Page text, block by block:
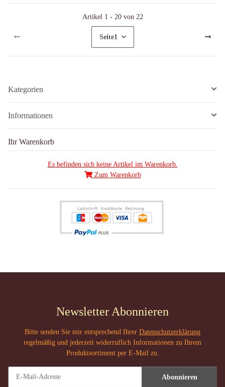
Artikel 1 - 20 von 22
Seite1
Kategorien
Informationen
Ihr Warenkorb
Es befinden sich keine Artikel im Warenkorb.
Zum Warenkorb
Newsletter Abonnieren
Bitte senden Sie mir entsprechend Ihrer Datenschutzerklärung
regelmäßig und jederzeit widerruflich Informationen zu Ihrem
Produktsortiment per E-Mail zu.
Abonnieren